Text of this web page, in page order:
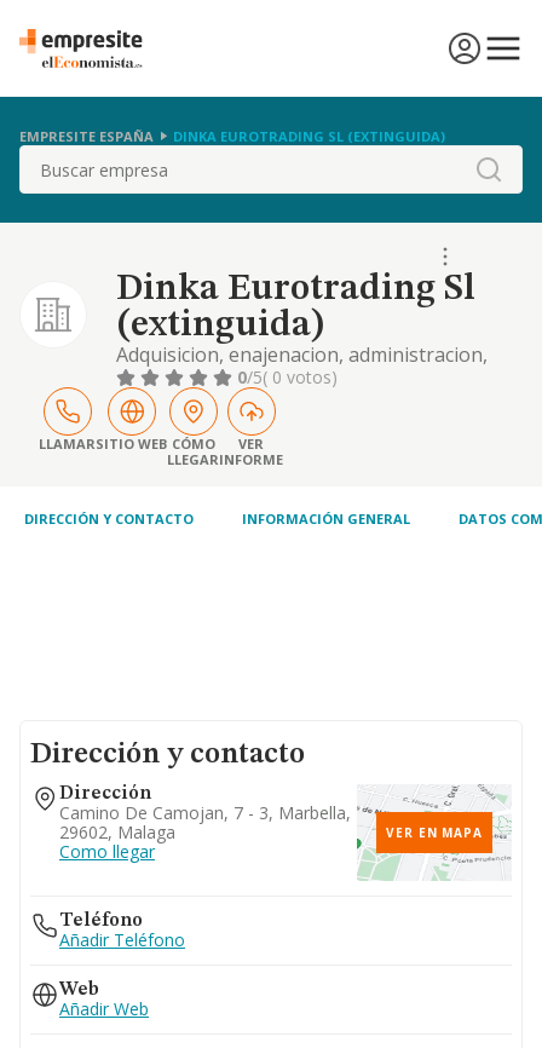
EMPRESITE ESPAÑA DINKA EUROTRADING SL (EXTINGUIDA)
Buscar
Dinka Eurotrading Sl
(extinguida)
Adquisicion, enajenacion, administracion,
explotacion, por cualquier titulo de
viviendas, edificios; locales, naves
industriales, solares, terrenos demas bienes
inmuebles, reforma de los mismos, etc
0/5( 0 votos)
LLAMARSITIO WEB CÓMO
LLEGAR
VER
INFORME
DIRECCIÓN Y CONTACTO INFORMACIÓN GENERAL DATOS
Dirección y contacto
Dirección
Camino De Camojan, 7 - 3, Marbella,
29602, Malaga
Como llegar
VER EN MAPA
Teléfono
Añadir Teléfono
Web
Añadir Web